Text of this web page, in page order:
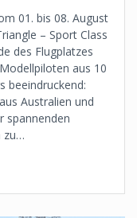
01. bis 08. August
– Sport Class
des Flugplatzes
aus 10
beeindruckend:
Australien und
spannenden
zu…